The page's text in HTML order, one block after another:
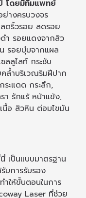
โดยมีทีมแพทย์
างครบวงจร
ดริ้วรอย ลดรอย
ำ รอยแดงจากสิว
รอยบุ๋มจากแผล
ลลูไลท์ กระชับ
ล้ำบริเวณริมฝีปาก
ะแดด กระลึก,
า รักแร้ หน้าแข้ง,
นื้อ สิวหิน ต่อมไขมัน
เป็นแบบมาตรฐาน
บการรับรอง
ให้ขั้นตอนในการ
Laser ที่ช่วย